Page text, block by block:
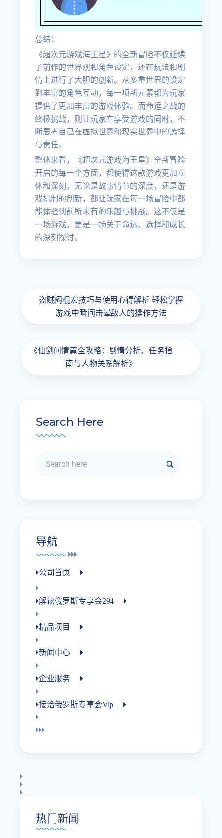
总结：
《超次元游戏海王星》的全新冒险不仅延续
了前作的世界观和角色设定，还在玩法和剧
情上进行了大胆的创新。从多重世界的设定
到丰富的角色互动，每一项新元素都为玩家
提供了更加丰富的游戏体验。而命运之战的
终极挑战，则让玩家在享受游戏的同时，不
断思考自己在虚拟世界和现实世界中的选择
与责任。
整体来看，《超次元游戏海王星》全新冒险
开启的每一个方面，都使得这款游戏更加立
体和深刻。无论是故事情节的深度，还是游
戏机制的创新，都让玩家在每一场冒险中都
能体验到前所未有的乐趣与挑战。这不仅是
一场游戏，更是一场关于命运、选择和成长
的深刻探讨。
盗贼闷棍宏技巧与使用心得解析 轻松掌握
游戏中瞬间击晕敌人的操作方法
《仙剑问情篇全攻略：剧情分析、任务指
南与人物关系解析》
Search Here
导航
公司首页
解读俄罗斯专享会294
精品项目
新闻中心
企业服务
接洽俄罗斯专享会vip
热门新闻